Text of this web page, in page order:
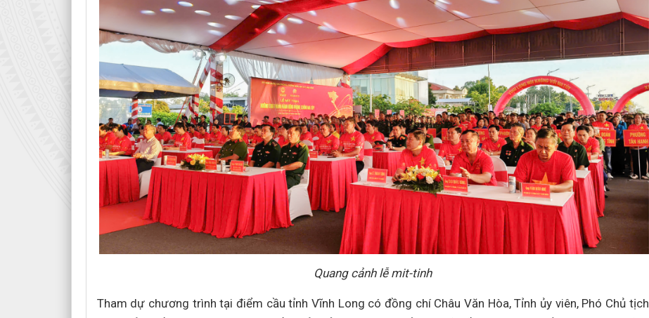
Quang cảnh lễ mit-tinh
Tham dự chương trình tại điểm cầu tỉnh Vĩnh Long có đồng chí Châu Văn Hòa, Tỉnh ủy viên, Phó Chủ tịch